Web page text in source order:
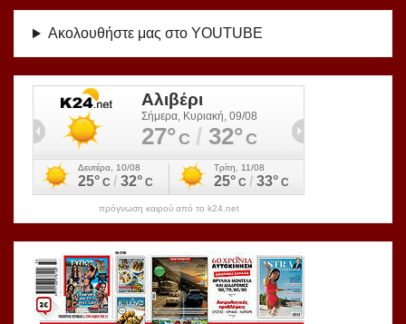
Ακολουθήστε μας στο YOUTUBE
πρόγνωση καιρού από το k24.net